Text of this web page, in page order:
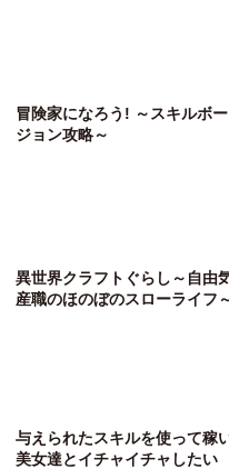
冒険家になろう! ～スキルボ
ジョン攻略～
異世界クラフトぐらし～自由
産職のほのぼのスローライフ
与えられたスキルを使って稼
美女達とイチャイチャしたい